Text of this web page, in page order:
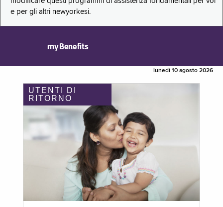
e per gli altri newyorkesi.
myBenefits
lunedì 10 agosto 2026
UTENTI DI
RITORNO